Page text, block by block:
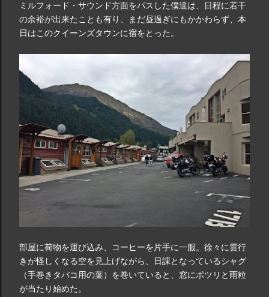
ミルフォード・サウンド方面をパスした僕達は、日程に若干
の余裕が出来たことも有り、まだ昼過ぎにもかかわらず、本
日はこのクイーンズタウンに宿をとった。
部屋に荷物を運び込み、コーヒーを片手に一服。徐々に雲行
きが怪しくなる空を見上げながら、日課となっているシャグ
（手巻きタバコ用の葉）を巻いていると、窓にポツリと雨粒
が当たり始めた。